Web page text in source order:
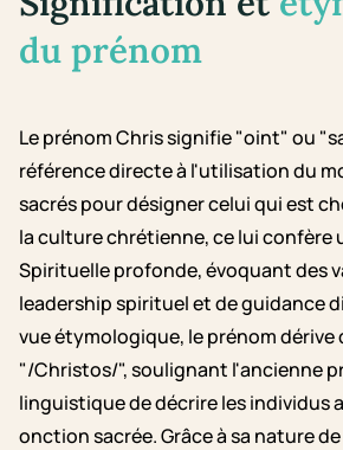
du prénom
Le prénom Chris signifie "oint" ou
référence directe à l'utilisation du
sacrés pour désigner celui qui est
la culture chrétienne, ce lui confère
Spirituelle profonde, évoquant des
leadership spirituel et de guidance
vue étymologique, le prénom dérive
"/Christos/", soulignant l'ancienne
linguistique de décrire les individus
onction sacrée. Grâce à sa nature